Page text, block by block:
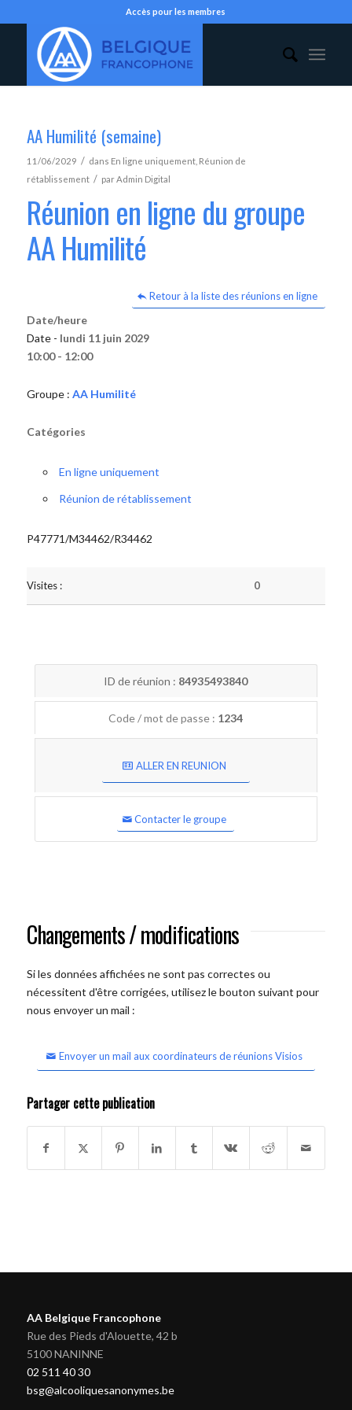
Accès pour les membres
AA Humilité (semaine)
11/06/2029 / dans En ligne uniquement, Réunion de
rétablissement / parAdmin Digital
Réunion en ligne du groupe
AA Humilité
Retour à la liste des réunions en ligne
Date/heure
Date - lundi 11 juin 2029
10:00 - 12:00
Groupe : AA Humilité
Catégories
En ligne uniquement
Réunion de rétablissement
P47771/M34462/R34462
Visites : 0
ID de réunion : 84935493840
Code / mot de passe : 1234
ALLER EN REUNION
Contacter le groupe
Changements / modifications
Si les données affichées ne sont pas correctes ou
nécessitent d'être corrigées, utilisez le bouton suivant pour
nous envoyer un mail :
Envoyer un mail aux coordinateurs de réunions Visios
Partager cette publication
AA Belgique Francophone
Rue des Pieds d'Alouette, 42 b
5100 NANINNE
02 511 40 30
bsg@alcooliquesanonymes.be